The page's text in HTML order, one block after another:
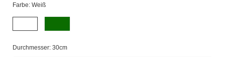
Farbe: Weiß
Durchmesser: 30cm